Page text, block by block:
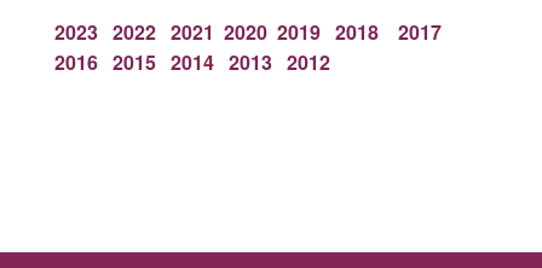
2023 2022 2021 2020 2019 2018
2017
2016 2015 2014 2013 2012